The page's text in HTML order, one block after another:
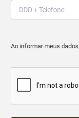
Ao informar meus